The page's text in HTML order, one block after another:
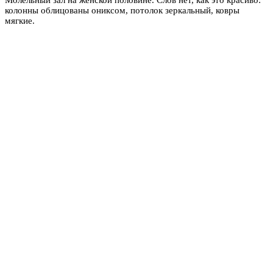
колонны облицованы ониксом, потолок зеркальный, ковры
мягкие.